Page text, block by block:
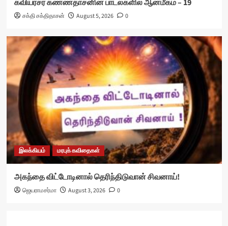
கவியரசர் கண்ணதாசனின் பாடல்களில் ஆன்மீகம் – 19
சக்தி சக்திதாசன் August 5, 2026 0
இலக்கியம் மரபுக் கவிதைகள்
அகந்தை விட்டோடினால் தெரிந்திடுவான் சிவனாய்!
ஜெயராமசர்மா August 3, 2026 0